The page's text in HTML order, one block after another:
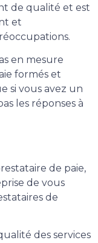
de qualité et est
et
en mesure
formés et
si vous avez un
les réponses à
de paie,
de vous
de
des services